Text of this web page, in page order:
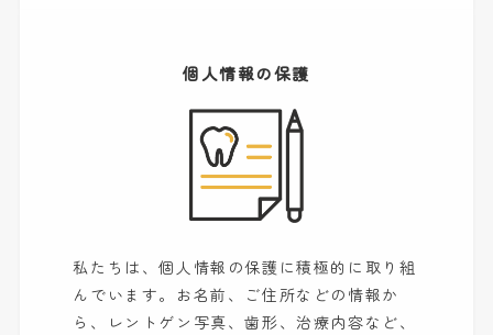
個人情報の保護
私たちは、個人情報の保護に積極的に取り組
んでいます。お名前、ご住所などの情報か
ら、レントゲン写真、歯形、治療内容など、